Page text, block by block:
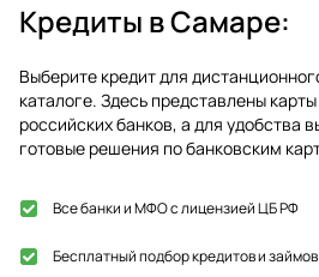
Кредиты вСамаре:
Выберите кредит для
каталоге. Здесь представлены
российских банков, а для удобства
готовые решения по банковским
Все банки и МФО с лицензией ЦБ РФ
Бесплатный подбор кредитов и займов